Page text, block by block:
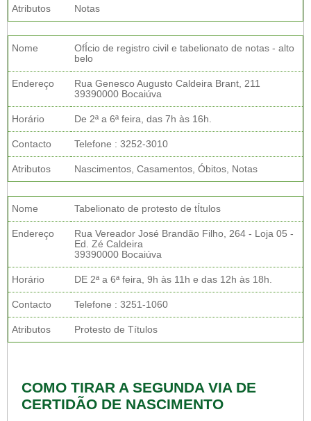
Atributos Notas
Nome
OfÍcio de registro civil e tabelionato de notas - alto
belo
Endereço
Rua Genesco Augusto Caldeira Brant, 211
39390000 Bocaiúva
Horário De 2ª a 6ª feira, das 7h às 16h.
Contacto Telefone : 3252-3010
Atributos Nascimentos, Casamentos, Óbitos, Notas
Nome Tabelionato de protesto de tÍtulos
Endereço
Rua Vereador José Brandão Filho, 264 - Loja 05 -
Ed. Zé Caldeira
39390000 Bocaiúva
Horário DE 2ª a 6ª feira, 9h às 11h e das 12h às 18h.
Contacto Telefone : 3251-1060
Atributos Protesto de Títulos
COMO TIRAR A SEGUNDA VIA DE
CERTIDÃO DE NASCIMENTO